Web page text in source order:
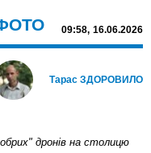
09:58, 16.06.2026
Тарас ЗДОРОВИЛО
дронів на столицю